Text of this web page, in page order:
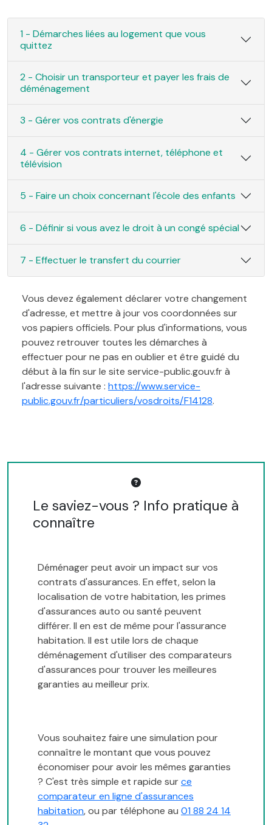
1 - Démarches liées au logement que vous
quittez
2 - Choisir un transporteur et payer les frais de
déménagement
3 - Gérer vos contrats d'énergie
4 - Gérer vos contrats internet, téléphone et
télévision
5 - Faire un choix concernant l'école des enfants
6 - Définir si vous avez le droit à un congé spécial
7 - Effectuer le transfert du courrier
Vous devez également déclarer votre changement
d'adresse, et mettre à jour vos coordonnées sur
vos papiers officiels. Pour plus d'informations, vous
pouvez retrouver toutes les démarches à
effectuer pour ne pas en oublier et être guidé du
début à la fin sur le site service-public.gouv.fr à
l'adresse suivante : https://www.service-
public.gouv.fr/particuliers/vosdroits/F14128.
Le saviez-vous ? Info pratique à
connaître
Déménager peut avoir un impact sur vos
contrats d'assurances. En effet, selon la
localisation de votre habitation, les primes
d'assurances auto ou santé peuvent
différer. Il en est de même pour l'assurance
habitation. Il est utile lors de chaque
déménagement d'utiliser des comparateurs
d'assurances pour trouver les meilleures
garanties au meilleur prix.
Vous souhaitez faire une simulation pour
connaître le montant que vous pouvez
économiser pour avoir les mêmes garanties
? C'est très simple et rapide surce
comparateur en ligne d'assurances
habitation, ou par téléphone au 01 88 24 14